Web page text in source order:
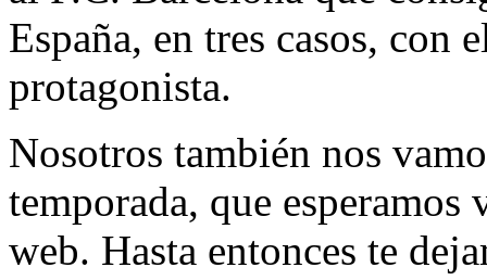
España, en tres casos,
protagonista.
Nosotros también nos
temporada, que esperamos
web. Hasta entonces te